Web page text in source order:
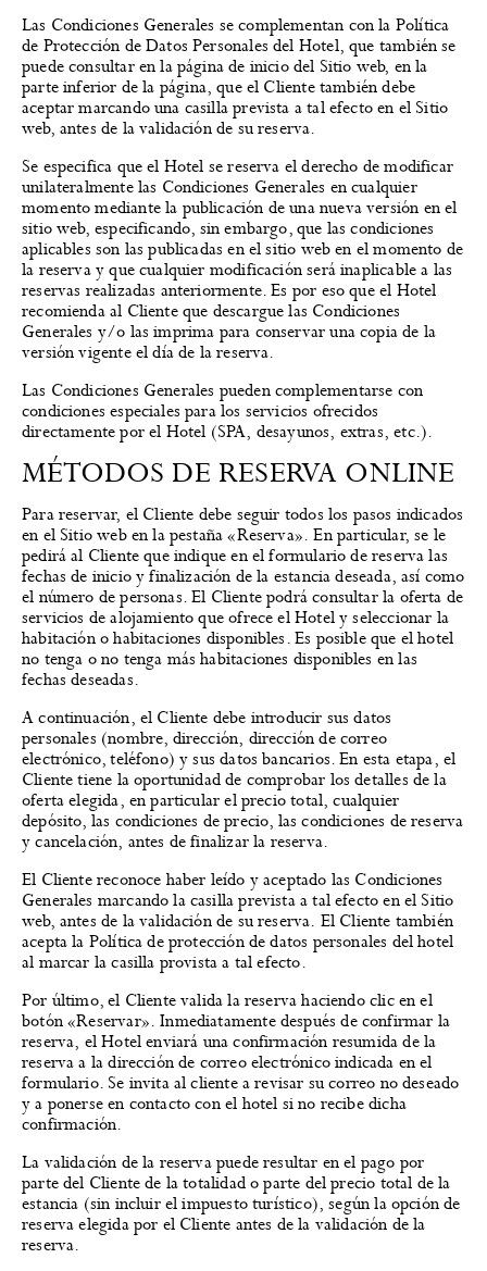
Las Condiciones Generales se complementan con la Política
de Protección de Datos Personales del Hotel, que también se
puede consultar en la página de inicio del Sitio web, en la
parte inferior de la página, que el Cliente también debe
aceptar marcando una casilla prevista a tal efecto en el Sitio
web, antes de la validación de su reserva.
Se especifica que el Hotel se reserva el derecho de modificar
unilateralmente las Condiciones Generales en cualquier
momento mediante la publicación de una nueva versión en el
sitio web, especificando, sin embargo, que las condiciones
aplicables son las publicadas en el sitio web en el momento de
la reserva y que cualquier modificación será inaplicable a las
reservas realizadas anteriormente. Es por eso que el Hotel
recomienda al Cliente que descargue las Condiciones
Generales y/o las imprima para conservar una copia de la
versión vigente el día de la reserva.
Las Condiciones Generales pueden complementarse con
condiciones especiales para los servicios ofrecidos
directamente por el Hotel (SPA, desayunos, extras, etc.).
MÉTODOS DE RESERVA ONLINE
Para reservar, el Cliente debe seguir todos los pasos indicados
en el Sitio web en la pestaña «Reserva». En particular, se le
pedirá al Cliente que indique en el formulario de reserva las
fechas de inicio y finalización de la estancia deseada, así como
el número de personas. El Cliente podrá consultar la oferta de
servicios de alojamiento que ofrece el Hotel y seleccionar la
habitación o habitaciones disponibles. Es posible que el hotel
no tenga o no tenga más habitaciones disponibles en las
fechas deseadas.
A continuación, el Cliente debe introducir sus datos
personales (nombre, dirección, dirección de correo
electrónico, teléfono) y sus datos bancarios. En esta etapa, el
Cliente tiene la oportunidad de comprobar los detalles de la
oferta elegida, en particular el precio total, cualquier
depósito, las condiciones de precio, las condiciones de reserva
y cancelación, antes de finalizar la reserva.
El Cliente reconoce haber leído y aceptado las Condiciones
Generales marcando la casilla prevista a tal efecto en el Sitio
web, antes de la validación de su reserva. El Cliente también
acepta la Política de protección de datos personales del hotel
al marcar la casilla provista a tal efecto.
Por último, el Cliente valida la reserva haciendo clic en el
botón «Reservar». Inmediatamente después de confirmar la
reserva, el Hotel enviará una confirmación resumida de la
reserva a la dirección de correo electrónico indicada en el
formulario. Se invita al cliente a revisar su correo no deseado
y a ponerse en contacto con el hotel si no recibe dicha
confirmación.
La validación de la reserva puede resultar en el pago por
parte del Cliente de la totalidad o parte del precio total de la
estancia (sin incluir el impuesto turístico), según la opción de
reserva elegida por el Cliente antes de la validación de la
reserva.